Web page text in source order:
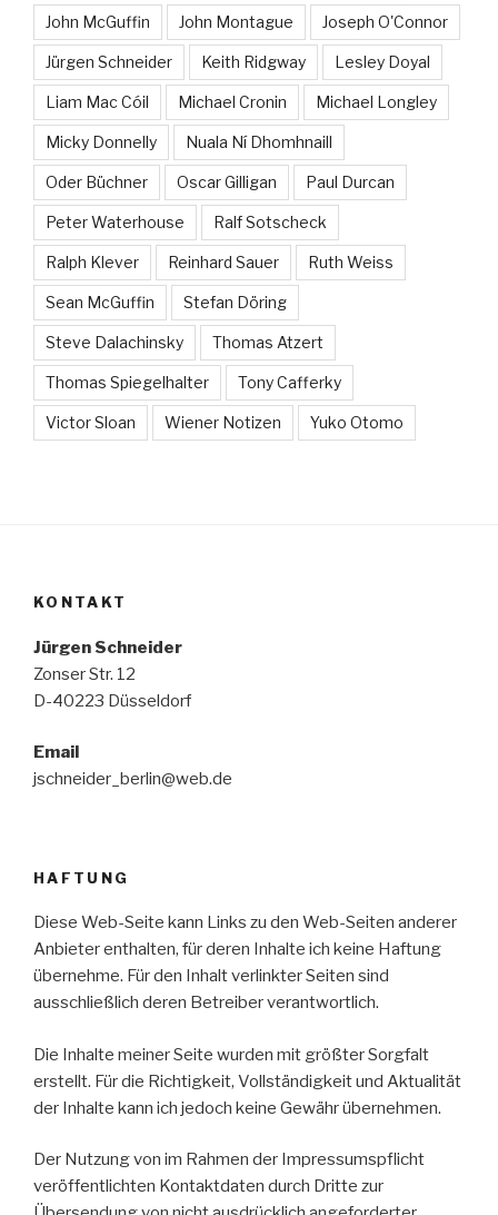
John McGuffin John Montague Joseph O'Connor
Jürgen Schneider Keith Ridgway Lesley Doyal
Liam Mac Cóil Michael Cronin Michael Longley
Micky Donnelly Nuala Ní Dhomhnaill
Oder Büchner Oscar Gilligan Paul Durcan
Peter Waterhouse Ralf Sotscheck
Ralph Klever Reinhard Sauer Ruth Weiss
Sean McGuffin Stefan Döring
Steve Dalachinsky Thomas Atzert
Thomas Spiegelhalter Tony Cafferky
Victor Sloan Wiener Notizen Yuko Otomo
KONTAKT
Jürgen Schneider
Zonser Str. 12
D-40223 Düsseldorf
Email
jschneider_berlin@web.de
HAFTUNG
Diese Web-Seite kann Links zu den Web-Seiten anderer
Anbieter enthalten, für deren Inhalte ich keine Haftung
übernehme. Für den Inhalt verlinkter Seiten sind
ausschließlich deren Betreiber verantwortlich.
Die Inhalte meiner Seite wurden mit größter Sorgfalt
erstellt. Für die Richtigkeit, Vollständigkeit und Aktualität
der Inhalte kann ich jedoch keine Gewähr übernehmen.
Der Nutzung von im Rahmen der Impressumspflicht
veröffentlichten Kontaktdaten durch Dritte zur